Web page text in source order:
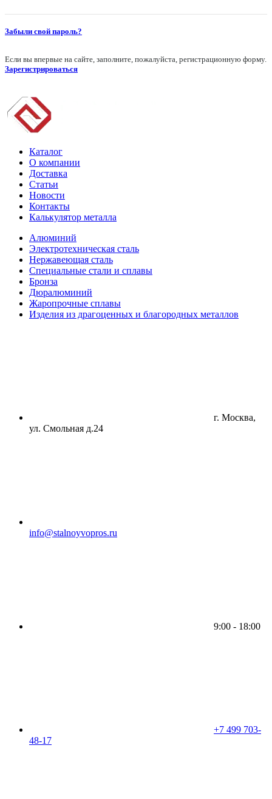
Забыли свой пароль?
Если вы впервые на сайте, заполните, пожалуйста, регистрационную форму.
Зарегистрироваться
Каталог
О компании
Доставка
Статьи
Новости
Контакты
Калькулятор металла
Алюминий
Электротехническая сталь
Нержавеющая сталь
Специальные стали и сплавы
Бронза
Дюралюминий
Жаропрочные сплавы
Изделия из драгоценных и благородных металлов
г. Москва,
ул. Смольная д.24
info@stalnoyvopros.ru
9:00 - 18:00
+7 499 703-
48-17